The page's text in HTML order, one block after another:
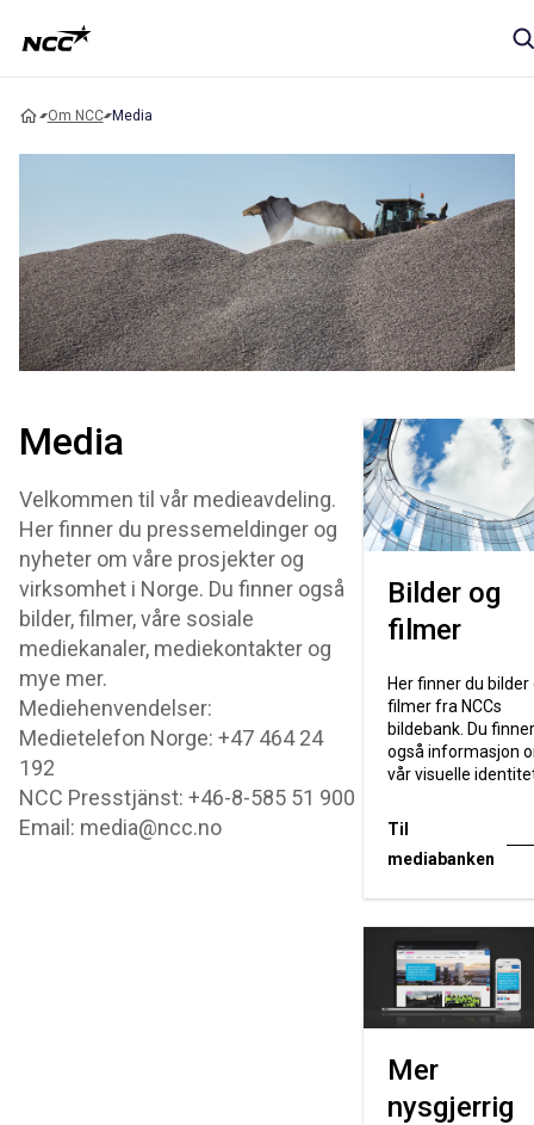
Om NCC Media
Media
Velkommen til vår medieavdeling.
Her finner du pressemeldinger og
nyheter om våre prosjekter og
virksomhet i Norge. Du finner også
bilder, filmer, våre sosiale
mediekanaler, mediekontakter og
mye mer.
Mediehenvendelser:
Medietelefon Norge: +47 464 24
192
NCC Presstjänst: +46-8-585 51 900
Email: media@ncc.no
Bilder og
filmer
Her finner du bilder
filmer fra NCCs
bildebank. Du finner
også informasjon
vår visuelle
Til
mediabanken
Mer
nysgjerrig